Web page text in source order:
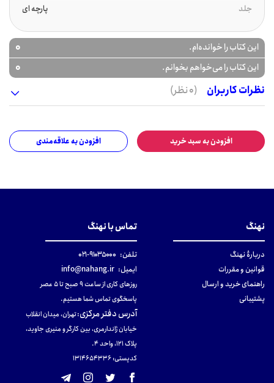
جلد
پارچه ای
این کتاب را خوانده‌ام. 0
این کتاب را می‌خواهم بخوانم.
0
نظرات کاربران
(0 نظر)
افزودن به سبد خرید افزودن به علاقه‌مندی
نهنگ
دربارهٔ نهنگ
قوانین و مقررات
راهنمای خرید و ارسال
پشتیبانی
تماس با نهنگ
تلفن: ۹۱۰۳۵۰۰۰-۰۲۱
ایمیل: info@nahang.ir
روزهای کاری از ساعت ۹ صبح تا ۵ عصر
پاسخگوی تماس شما هستیم.
آدرس دفتر مرکزی:تهران، میدان انقلاب
خیابان ژاندارمری، بین کارگر و منیری جاوید،
پلاک 121، واحد ۴.
کدپستی: 131465433۶